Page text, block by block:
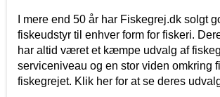
I mere end 50 år har Fiskegrej.dk solgt
fiskeudstyr til enhver form for fiskeri.
har altid været et kæmpe udvalg af
serviceniveau og en stor viden omkring
fiskegrejet. Klik her for at se deres